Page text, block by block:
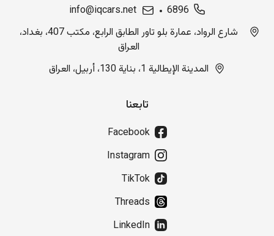
6896
info@iqcars.net
شارع الرواد، عمارة بلو تاور الطابق الرابع، مكتب 407، بغداد،
العراق
المدينة الإيطالية 1، بناية 130، أربيل، العراق
تابعنا
Facebook
Instagram
TikTok
Threads
LinkedIn